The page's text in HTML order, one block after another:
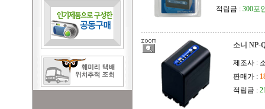
적립금 : 300포
소니 NP-
제조사 :
판매가 :
적립금 :